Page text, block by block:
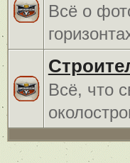
Всё о
Всё, что